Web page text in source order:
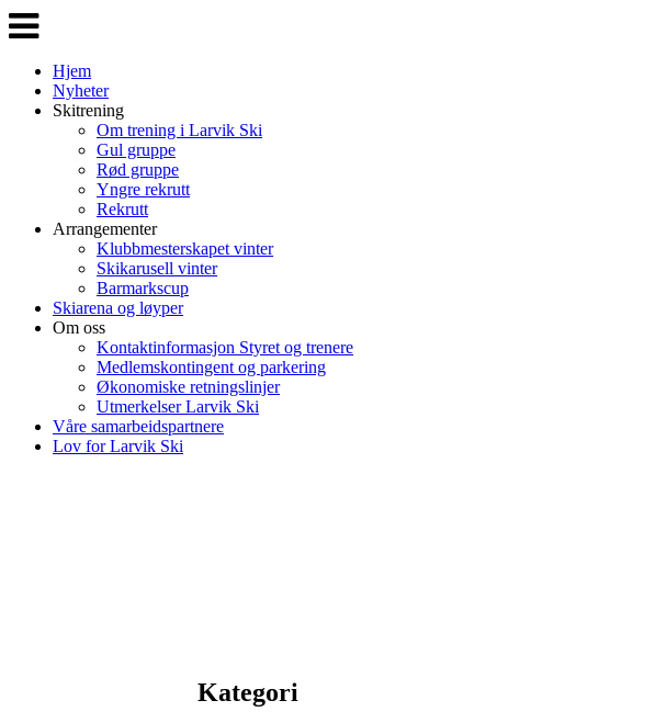
Veksle
navigasjon
Hjem
Nyheter
Skitrening
Om trening i Larvik Ski
Gul gruppe
Rød gruppe
Yngre rekrutt
Rekrutt
Arrangementer
Klubbmesterskapet vinter
Skikarusell vinter
Barmarkscup
Skiarena og løyper
Om oss
Kontaktinformasjon Styret og trenere
Medlemskontingent og parkering
Økonomiske retningslinjer
Utmerkelser Larvik Ski
Våre samarbeidspartnere
Lov for Larvik Ski
Kategori